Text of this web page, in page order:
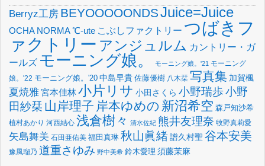
Berryz工房 BEYOOOOONDSJuice=Juice
OCHA NORMA℃-ute こぶしファクトリー つばきフ
ァクトリー アンジュルム カントリー・ガ
ールズ モーニング娘。 モーニング娘。'21 モーニング
娘。'22 モーニング娘。'20 中島早貴 佐藤優樹 八木栞 写真集 加賀楓
夏焼雅宮本佳林小片リサ 小田さくら 小野瑞歩小野
田紗栞 山岸理子 岸本ゆめの 新沼希空 森戸知沙希
植村あかり 河西結心 浅倉樹々 清水佐紀 熊井友理奈 牧野真莉愛
矢島舞美 石田亜佑美 福田真琳 秋山眞緒譜久村聖 谷本安美
豫風瑠乃 道重さゆみ 野中美希 鈴木愛理 須藤茉麻